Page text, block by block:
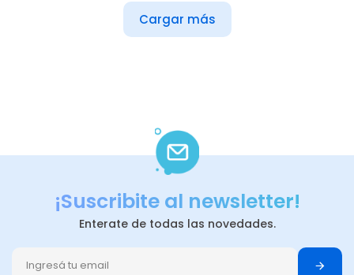
Cargar más
¡Suscribite al newsletter!
Enterate de todas las novedades.